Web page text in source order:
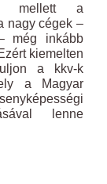
mellett a
nagy cégek –
még inkább
kiemelten
a kkv-k
a Magyar
­lenne